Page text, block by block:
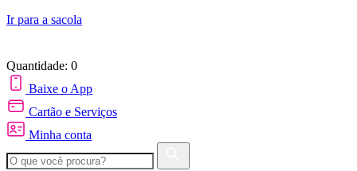
Ir para a sacola
Quantidade: 0
Baixe o App
Cartão e Serviços
Minha conta